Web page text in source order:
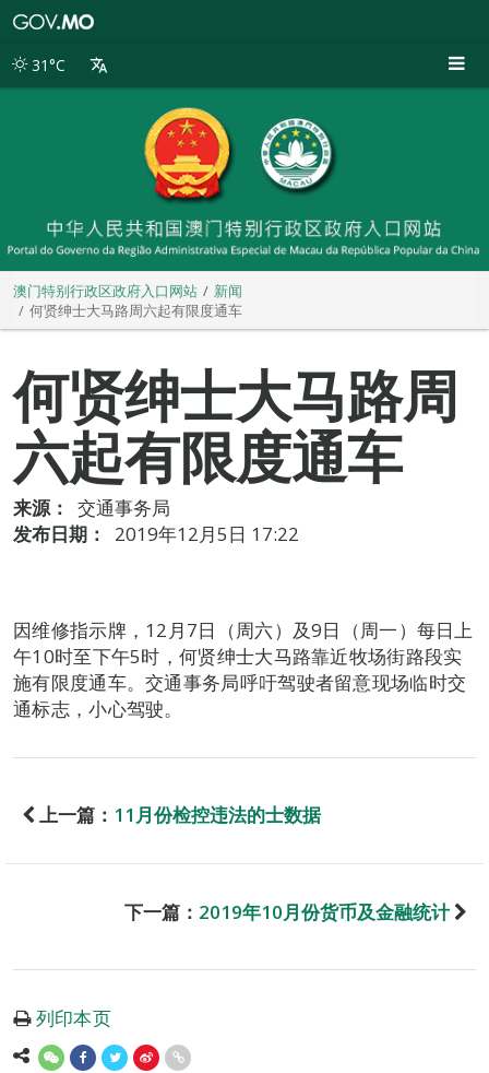
别
31°C
澳门特别行政区政府入口网站
新闻
何贤绅士大马路周六起有限度通车
何贤绅士大马路周
六起有限度通车
来源：
交通事务局
发布日期：
2019年12月5日 17:22
因维修指示牌，12月7日（周六）及9日（周一）每日上
午10时至下午5时，何贤绅士大马路靠近牧场街路段实
施有限度通车。交通事务局呼吁驾驶者留意现场临时交
通标志，小心驾驶。
上一篇： 11月份检控违法的士数据
下一篇： 2019年10月份货币及金融统计
列印本页